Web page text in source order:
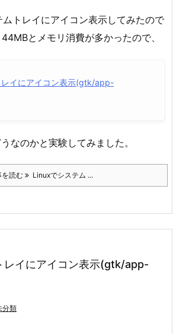
トレイにアイコン表示してみたので
とメモリ消費が多かったので、
イにアイコン表示(gtk/app-
なのかと実験してみました。
を読む Linuxでシステム ...
レイにアイコン表示(gtk/app-
分類